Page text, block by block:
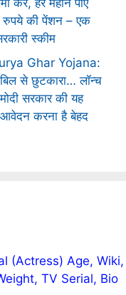
करें, हर महीने पाएं
की पेंशन – एक
स्कीम
Ghar Yojana:
से छुटकारा… लॉन्च
सरकार की यह
करना है बेहद
(Actress) Age, Wiki,
TV Serial, Bio